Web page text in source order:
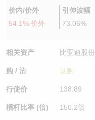
价内/价外
54.1% 价外
引伸波幅
73.06%
相关资产 比亚迪股份
购 / 沽 认购
行使价 138.89
槓杆比率 (倍) 150.2倍